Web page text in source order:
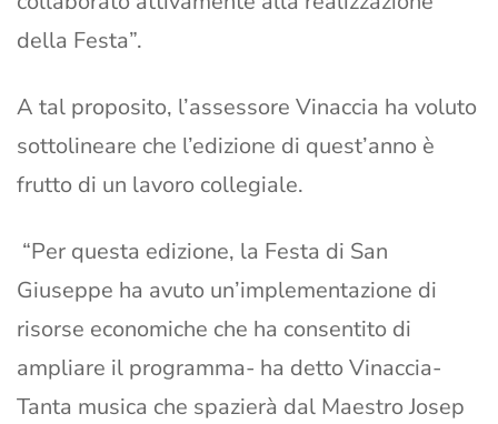
della Festa”.
A tal proposito, l’assessore Vinaccia ha voluto
sottolineare che l’edizione di quest’anno è
frutto di un lavoro collegiale.
“Per questa edizione, la Festa di San
Giuseppe ha avuto un’implementazione di
risorse economiche che ha consentito di
ampliare il programma- ha detto Vinaccia-
Tanta musica che spazierà dal Maestro Josep